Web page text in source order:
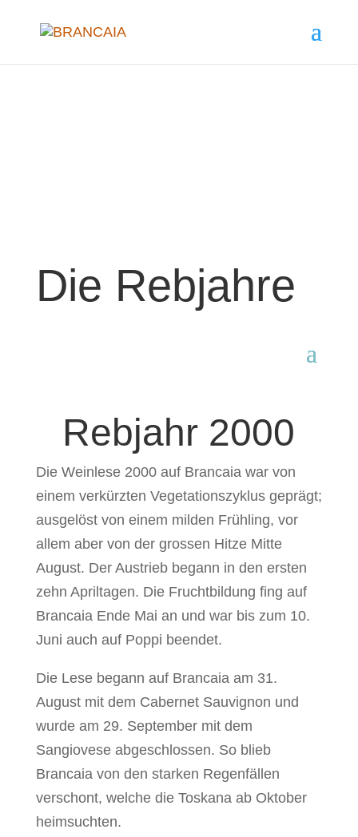
Die Rebjahre
Rebjahr 2000
Die Weinlese 2000 auf Brancaia war von
einem verkürzten Vegetationszyklus geprägt;
ausgelöst von einem milden Frühling, vor
allem aber von der grossen Hitze Mitte
August. Der Austrieb begann in den ersten
zehn Apriltagen. Die Fruchtbildung fing auf
Brancaia Ende Mai an und war bis zum 10.
Juni auch auf Poppi beendet.
Die Lese begann auf Brancaia am 31.
August mit dem Cabernet Sauvignon und
wurde am 29. September mit dem
Sangiovese abgeschlossen. So blieb
Brancaia von den starken Regenfällen
verschont, welche die Toskana ab Oktober
heimsuchten.